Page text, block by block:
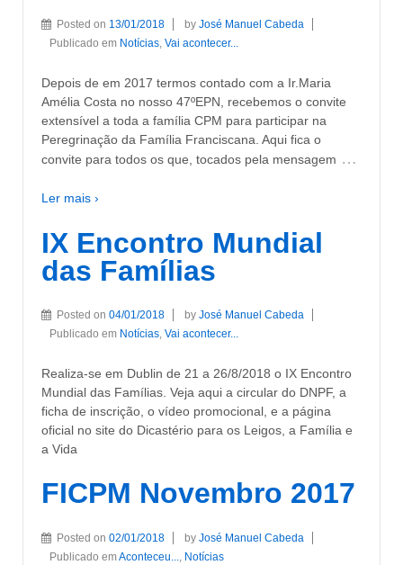
Posted on 13/01/2018 by José Manuel Cabeda
Publicado em Notícias, Vai acontecer...
Depois de em 2017 termos contado com a Ir.Maria
Amélia Costa no nosso 47ºEPN, recebemos o convite
extensível a toda a família CPM para participar na
Peregrinação da Família Franciscana. Aqui fica o
convite para todos os que, tocados pela mensagem …
Ler mais ›
IX Encontro Mundial
das Famílias
Posted on 04/01/2018 by José Manuel Cabeda
Publicado em Notícias, Vai acontecer...
Realiza-se em Dublin de 21 a 26/8/2018 o IX Encontro
Mundial das Famílias. Veja aqui a circular do DNPF, a
ficha de inscrição, o vídeo promocional, e a página
oficial no site do Dicastério para os Leigos, a Família e
a Vida
FICPM Novembro 2017
Posted on 02/01/2018 by José Manuel Cabeda
Publicado emAconteceu..., Notícias